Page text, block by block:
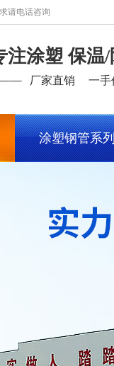
请电话咨询
注涂塑 保温
厂家直销 一手
涂塑钢管系